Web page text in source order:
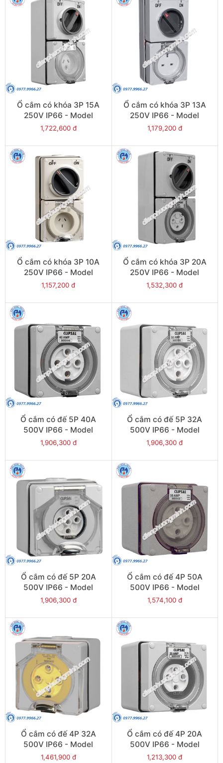
Ổ cắm có khóa 3P 15A
250V IP66 - Model
S56C315GY
1,722,600 đ
Ổ cắm có khóa 3P 13A
250V IP66 - Model
S56C313GY
1,179,200 đ
Ổ cắm có khóa 3P 10A
250V IP66 - Model
S56C310GY
1,157,200 đ
Ổ cắm có khóa 3P 20A
250V IP66 - Model
S56C320GY
1,532,300 đ
Ổ cắm có đế 5P 40A
500V IP66 - Model
S56SO540GY
1,906,300 đ
Ổ cắm có đế 5P 32A
500V IP66 - Model
S56SO532GY
1,906,300 đ
Ổ cắm có đế 5P 20A
500V IP66 - Model
S56SO520GY
1,906,300 đ
Ổ cắm có đế 4P 50A
500V IP66 - Model
S56SO450GY
1,574,100 đ
Ổ cắm có đế 4P 32A
500V IP66 - Model
S56SO432GY
1,461,900 đ
Ổ cắm có đế 4P 20A
500V IP66 - Model
S56SO420GY
1,213,300 đ